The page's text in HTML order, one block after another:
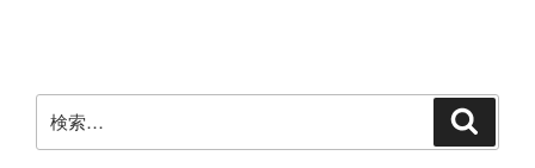
ン
索: